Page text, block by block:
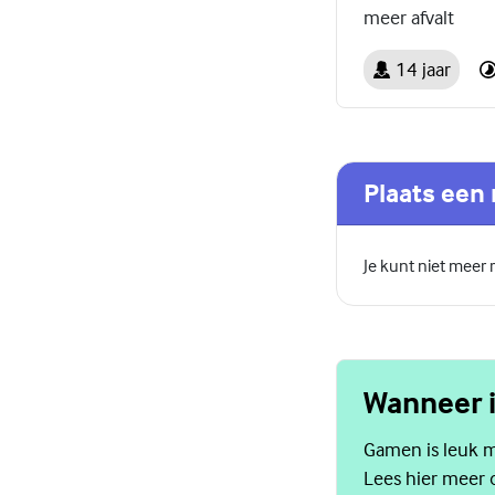
meer afvalt
14 jaar
Plaats een
Je kunt niet meer
Wanneer
Gamen is leuk
Lees hier meer